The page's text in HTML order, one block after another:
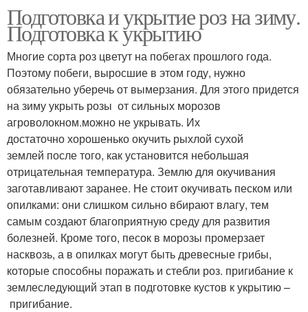
Подготовка и укрытие роз на зиму.
Подготовка к укрытию
Многие сорта роз цветут на побегах прошлого года.
Поэтому побеги, выросшие в этом году, нужно
обязательно уберечь от вымерзания. Для этого придется
на зиму укрыть розы от сильных морозов
агроволокном.можно не укрывать. Их
достаточно хорошенько окучить рыхлой сухой
землей после того, как установится небольшая
отрицательная температура. Землю для окучивания
заготавливают заранее. Не стоит окучивать песком или
опилками: они слишком сильно вбирают влагу, тем
самым создают благоприятную среду для развития
болезней. Кроме того, песок в морозы промерзает
насквозь, а в опилках могут быть древесные грибы,
которые способны поражать и стебли роз. пригибание к
землеследующий этап в подготовке кустов к укрытию –
пригибание.